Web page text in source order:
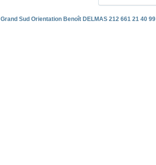
Grand Sud Orientation Benoît DELMAS 212 661 21 40 99